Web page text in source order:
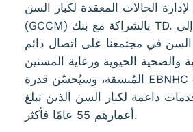
الحالات المعقدة لكبار السن
(GCCM) بالشراكة مع بنك TD. يهدف البرنامج إلى
السن في مجتمعنا على اتصال دائم
والصحية الحيوية ورعاية المسنين
المُنسقة، وسيُحسّن قدرة EBNHC على تقديم رعاية
داعمة لكبار السن الذين تبلغ
أعمارهم 55 عامًا فأكثر.